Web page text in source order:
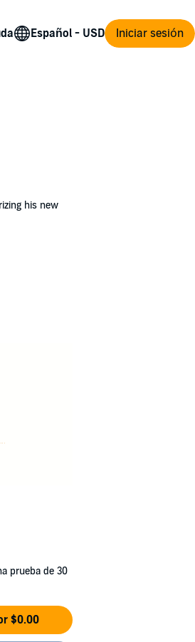
Iniciar sesión
his new
prueba de 30
$0.00